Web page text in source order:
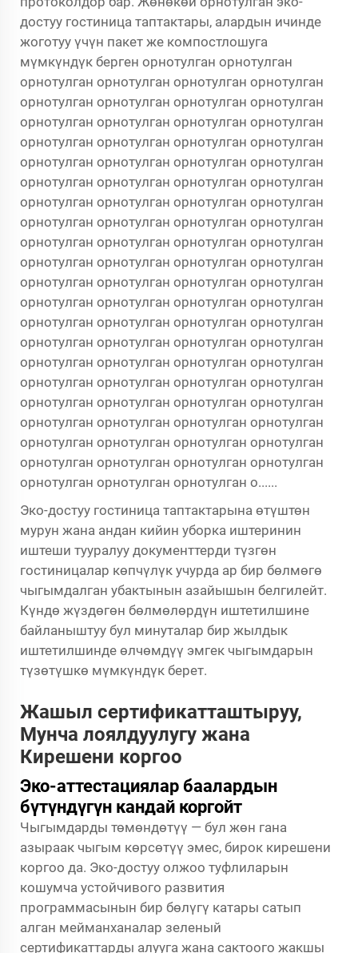
достуу гостиница таптактары, алардын ичинде
жоготуу үчүн пакет же компостлошуга
мүмкүндүк берген орнотулган орнотулган
орнотулган орнотулган орнотулган орнотулган
орнотулган орнотулган орнотулган орнотулган
орнотулган орнотулган орнотулган орнотулган
орнотулган орнотулган орнотулган орнотулган
орнотулган орнотулган орнотулган орнотулган
орнотулган орнотулган орнотулган орнотулган
орнотулган орнотулган орнотулган орнотулган
орнотулган орнотулган орнотулган орнотулган
орнотулган орнотулган орнотулган орнотулган
орнотулган орнотулган орнотулган орнотулган
орнотулган орнотулган орнотулган орнотулган
орнотулган орнотулган орнотулган орнотулган
орнотулган орнотулган орнотулган орнотулган
орнотулган орнотулган орнотулган орнотулган
орнотулган орнотулган орнотулган орнотулган
орнотулган орнотулган орнотулган орнотулган
орнотулган орнотулган орнотулган орнотулган
орнотулган орнотулган орнотулган орнотулган
орнотулган орнотулган орнотулган орнотулган
орнотулган орнотулган орнотулган орнотулган
орнотулган орнотулган орнотулган о......
Эко-достуу гостиница таптактарына өтүштөн
мурун жана андан кийин уборка иштеринин
иштеши тууралуу документтерди түзгөн
гостиницалар көпчүлүк учурда ар бир бөлмөгө
чыгымдалган убактынын азайышын белгилейт.
Күндө жүздөгөн бөлмөлөрдүн иштетилшине
байланыштуу бул минуталар бир жылдык
иштетилшинде өлчөмдүү эмгек чыгымдарын
түзөтүшкө мүмкүндүк берет.
Жашыл сертификатташтыруу,
Мунча лоялдуулугу жана
Кирешени коргоо
Эко-аттестациялар баалардын
бүтүндүгүн кандай коргойт
Чыгымдарды төмөндөтүү — бул жөн гана
азыраак чыгым көрсөтүү эмес, бирок кирешени
коргоо да. Эко-достуу олжоо туфлиларын
кошумча устойчивого развития
программасынын бир бөлүгү катары сатып
алган мейманханалар зеленый
сертификаттарды алууга жана сактоого жакшы